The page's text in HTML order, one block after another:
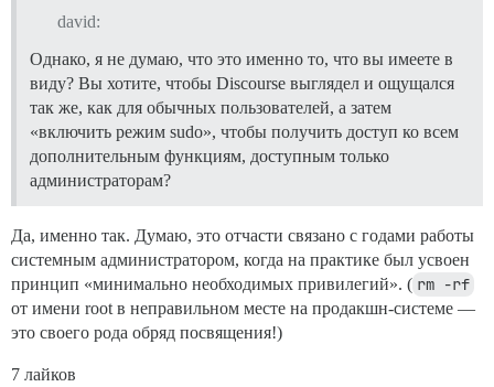
david:
Однако, я не думаю, что это именно то, что вы имеете в
виду? Вы хотите, чтобы Discourse выглядел и ощущался
так же, как для обычных пользователей, а затем
«включить режим sudo», чтобы получить доступ ко всем
дополнительным функциям, доступным только
администраторам?
Да, именно так. Думаю, это отчасти связано с годами работы
системным администратором, когда на практике был усвоен
принцип «минимально необходимых привилегий». ( rm -rf
от имени root в неправильном месте на продакшн-системе —
это своего рода обряд посвящения!)
7 лайков